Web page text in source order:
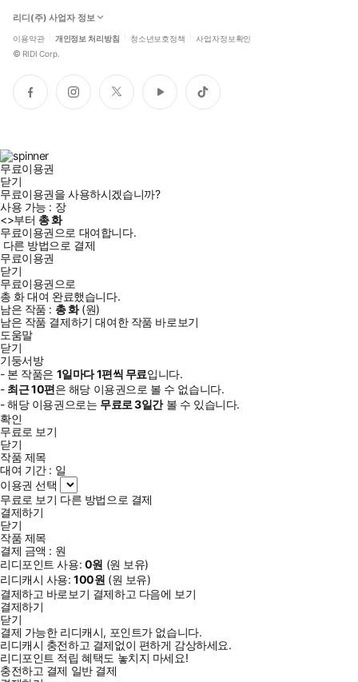
리디(주) 사업자 정보
이용약관 개인정보 처리방침 청소년보호정책 사업자정보확인
© RIDI Corp.
페
이
인
스
트
위
유
튜
틱
톡
무료이용권
닫기
무료이용권을 사용하시겠습니까?
사용 가능 : 장
<>부터 총화
무료이용권으로 대여합니다.
다른 방법으로 결제
무료이용권
닫기
무료이용권으로
총 화대여 완료했습니다.
남은 작품 : 총화(원)
남은 작품 결제하기 대여한 작품 바로보기
도움말
닫기
기둥서방
- 본 작품은 1일마다1편씩 무료입니다.
- 최근10편은 해당 이용권으로 볼 수 없습니다.
- 해당 이용권으로는 무료로3일간볼 수 있습니다.
확인
무료로 보기
닫기
작품 제목
대여 기간 : 일
이용권 선택
무료로 보기 다른 방법으로 결제
결제하기
닫기
작품 제목
결제 금액 : 원
리디포인트 사용: 0원 (원 보유)
리디캐시 사용:100원 (원 보유)
결제하고 바로보기 결제하고 다음에 보기
결제하기
닫기
결제 가능한 리디캐시, 포인트가 없습니다.
리디캐시 충전하고 결제없이 편하게 감상하세요.
리디포인트 적립 혜택도 놓치지 마세요!
충전하고 결제 일반 결제